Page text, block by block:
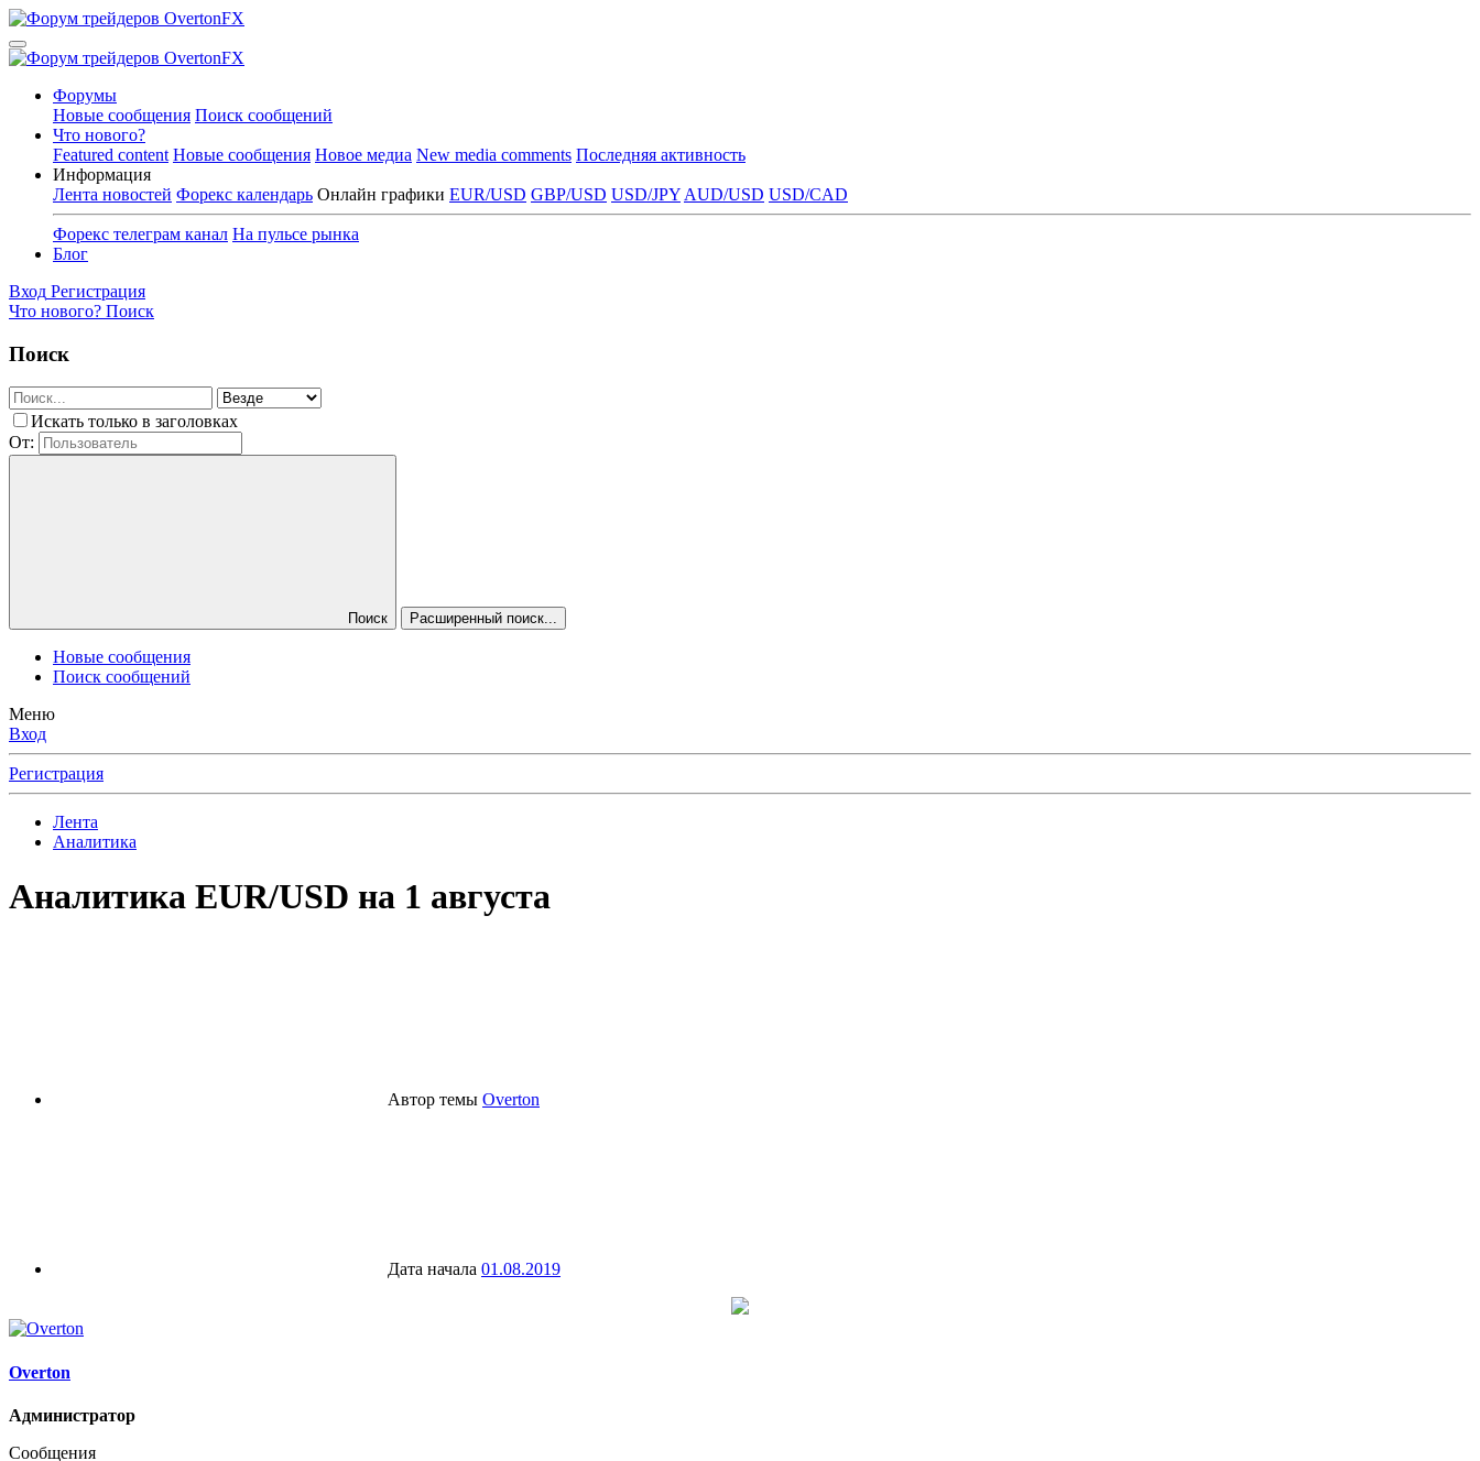
Форумы
Новые сообщения Поиск сообщений
Что нового?
Featured content Новые сообщения Новое медиа New media comments Последняя активность
Информация
Лента новостей Форекс календарь Онлайн графики EUR/USD GBP/USD USD/JPY AUD/USD USD/CAD
Форекс телеграм канал На пульсе рынка
Блог
Вход Регистрация
Что нового? Поиск
Поиск
Искать только в заголовках
От:
Поиск Расширенный поиск...
Новые сообщения
Поиск сообщений
Меню
Вход
Регистрация
Лента
Аналитика
Аналитика EUR/USD на 1 августа
Автор темы Overton
Дата начала 01.08.2019
Overton
Администратор
Сообщения